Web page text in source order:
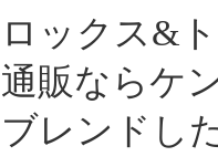
ロックス&
通販ならケ
ブレンドし